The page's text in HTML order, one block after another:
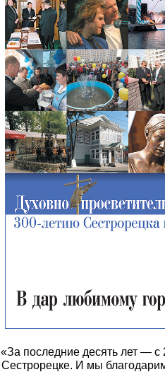
«За последние десять лет —
Сестрорецке. И мы